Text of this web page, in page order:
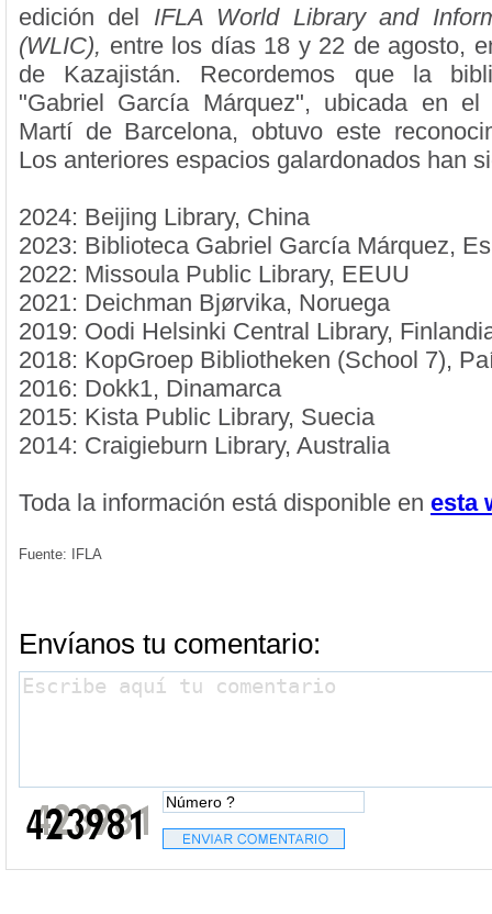
edición del IFLA World Library and
(WLIC), entre los días 18 y 22 de agosto,
de Kazajistán. Recordemos que la
"Gabriel García Márquez", ubicada en
Martí de Barcelona, obtuvo este
Los anteriores espacios galardonados han
2024: Beijing Library, China
2023: Biblioteca Gabriel García Márquez,
2022: Missoula Public Library, EEUU
2021: Deichman Bjørvika, Noruega
2019: Oodi Helsinki Central Library,
2018: KopGroep Bibliotheken (School 7),
2016: Dokk1, Dinamarca
2015: Kista Public Library, Suecia
2014: Craigieburn Library, Australia
Toda la información está disponible en esta
Fuente: IFLA
Envíanos tu comentario: